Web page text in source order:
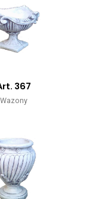
367
Wazony